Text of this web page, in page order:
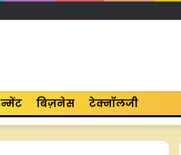
बिज़नेस टेक्नॉलजी